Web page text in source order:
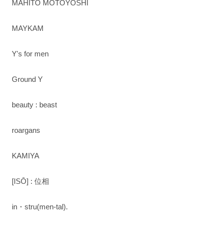
MAHITO MOTOYOSHI
MAYKAM
Y's for men
Ground Y
beauty : beast
roargans
KAMIYA
[ISŌ] : 位相
in・stru(men-tal).